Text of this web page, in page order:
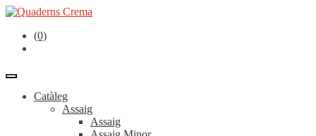
(0)
Catàleg
Assaig
Assaig